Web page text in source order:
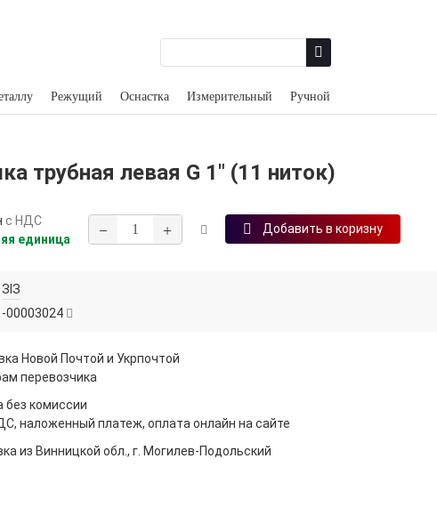
Режущий Оснастка Измерительный Ручной
трубная левая G 1" (11 ниток)
с НДС
единица
− + Добавить в коризну
ЗІЗ
00003024
Новой Почтой и Укрпочтой
перевозчика
без комиссии
наложенный платеж, оплата онлайн на сайте
из Винницкой обл., г. Могилев-Подольский